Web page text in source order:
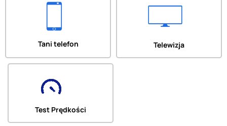
Tani telefon Telewizja
Test Prędkości